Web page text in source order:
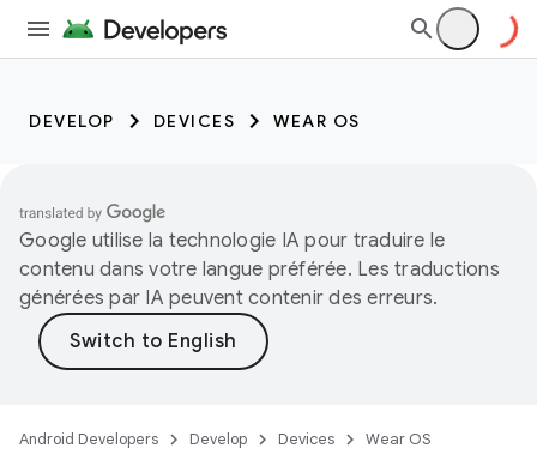
DEVELOP DEVICES WEAR OS
Google utilise la technologie IA pour traduire le
contenu dans votre langue préférée. Les traductions
générées par IA peuvent contenir des erreurs.
Android Developers Develop Devices Wear OS